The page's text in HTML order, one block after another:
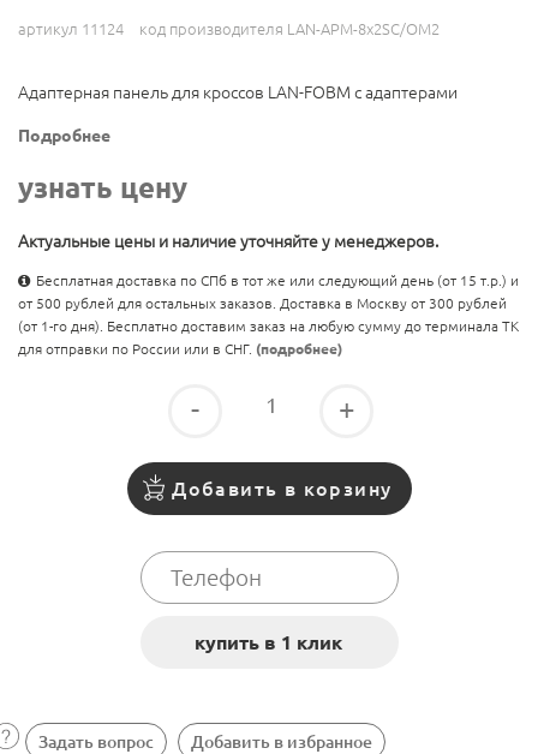
артикул 11124 код производителя LAN-APM-8x2SC/OM2
Адаптерная панель для кроссов LAN-FOBM с адаптерами
Подробнее
узнать цену
Актуальные цены и наличие уточняйте у менеджеров.
Бесплатная доставка по СПб в тот же или следующий день (от 15 т.р.) и
от 500 рублей для остальных заказов. Доставка в Москву от 300 рублей
(от 1-го дня). Бесплатно доставим заказ на любую сумму до терминала ТК
для отправки по России или в СНГ. (подробнее)
- +
Добавить в корзину
Задать вопрос Добавить в избранное